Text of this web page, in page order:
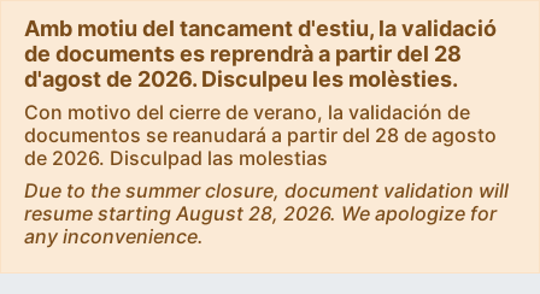
Amb motiu del tancament d'estiu, la validació
de documents es reprendrà a partir del 28
d'agost de 2026. Disculpeu les molèsties.
Con motivo del cierre de verano, la validación de
documentos se reanudará a partir del 28 de agosto
de 2026. Disculpad las molestias
Due to the summer closure, document validation will
resume starting August 28, 2026. We apologize for
any inconvenience.